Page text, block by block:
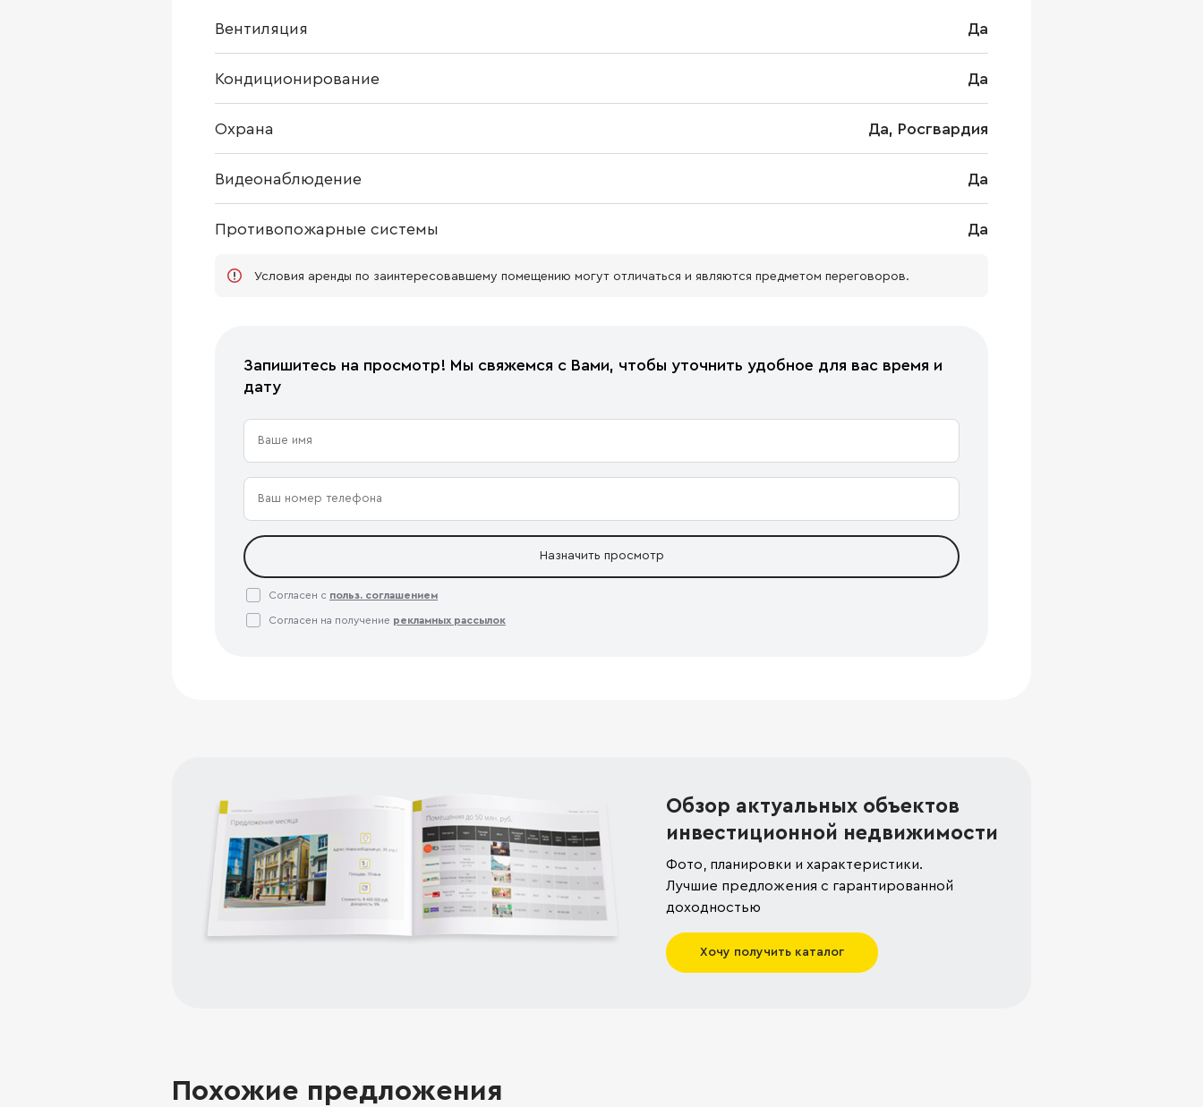
Вентиляция Да
Кондиционирование Да
Охрана Да, Росгвардия
Видеонаблюдение Да
Противопожарные системы Да
Условия аренды по заинтересовавшему помещению могут отличаться и являются предметом переговоров.
Запишитесь на просмотр! Мы свяжемся с Вами, чтобы уточнить удобное для вас время и
дату
Назначить просмотр
Согласен с польз. соглашением
Согласен на получение рекламных рассылок
Обзор актуальных объектов
инвестиционной недвижимости
Фото, планировки и характеристики.
Лучшие предложения с гарантированной
доходностью
Хочу получить каталог
Похожие предложения